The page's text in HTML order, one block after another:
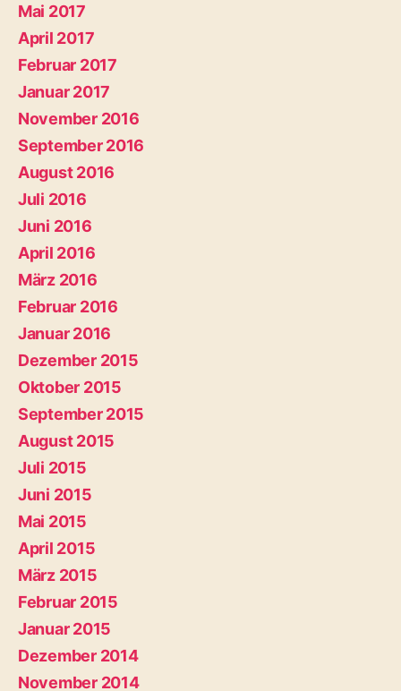
Mai 2017
April 2017
Februar 2017
Januar 2017
November 2016
September 2016
August 2016
Juli 2016
Juni 2016
April 2016
März 2016
Februar 2016
Januar 2016
Dezember 2015
Oktober 2015
September 2015
August 2015
Juli 2015
Juni 2015
Mai 2015
April 2015
März 2015
Februar 2015
Januar 2015
Dezember 2014
November 2014